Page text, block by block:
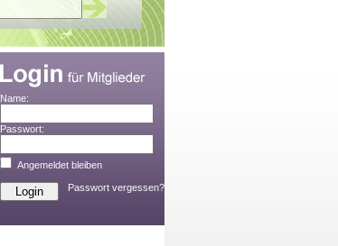
Name:
Passwort:
Angemeldet bleiben
Passwort vergessen?